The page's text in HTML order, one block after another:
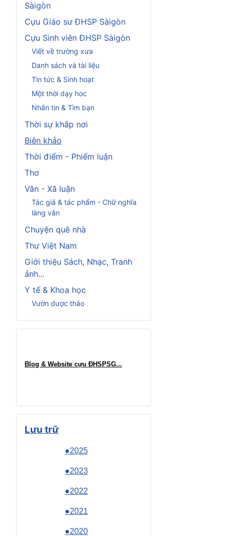
Sàigòn
Cựu Giáo sư ĐHSP Sàigòn
Cựu Sinh viên ĐHSP Sàigòn
Viết về trường xưa
Danh sách và tài liệu
Tin tức & Sinh hoạt
Một thời dạy hoc
Nhắn tin & Tìm bạn
Thời sự khắp nơi
Biên khảo
Thời điểm - Phiếm luận
Thơ
Văn - Xã luận
Tác giả & tác phẩm - Chữ nghĩa
làng văn
Chuyện quê nhà
Thư Việt Nam
Giới thiệu Sách, Nhạc, Tranh
ảnh...
Y tế & Khoa học
Vườn dược thảo
Blog & Website cựu ĐHSPSG...
Lưu trữ
●2025
●2023
●2022
●2021
●2020